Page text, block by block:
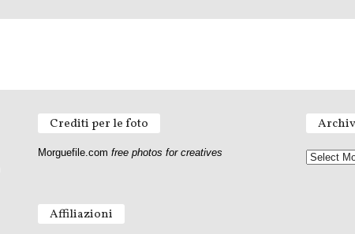
Crediti per le foto
Morguefile.com free photos for creatives
Affiliazioni